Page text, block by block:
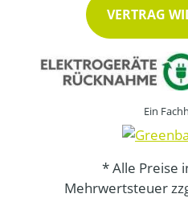
VERTRAG
Ein
* Alle Preise
Mehrwertsteuer